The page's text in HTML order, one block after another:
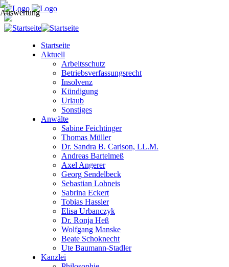
Startseite
Aktuell
Arbeitsschutz
Betriebsverfassungsrecht
Insolvenz
Kündigung
Urlaub
Sonstiges
Anwälte
Sabine Feichtinger
Thomas Müller
Dr. Sandra B. Carlson, LL.M.
Andreas Bartelmeß
Axel Angerer
Georg Sendelbeck
Sebastian Lohneis
Sabrina Eckert
Tobias Hassler
Elisa Urbanczyk
Dr. Ronja Heß
Wolfgang Manske
Beate Schoknecht
Ute Baumann-Stadler
Kanzlei